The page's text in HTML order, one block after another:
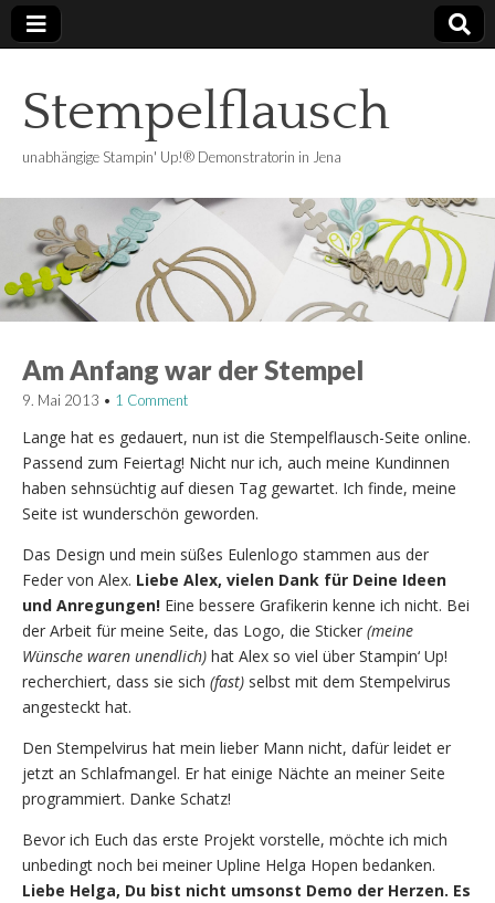
Stempelflausch
unabhängige Stampin' Up!® Demonstratorin in Jena
Am Anfang war der Stempel
9. Mai 2013 • 1 Comment
Lange hat es gedauert, nun ist die Stempelflausch-Seite online.
Passend zum Feiertag! Nicht nur ich, auch meine Kundinnen
haben sehnsüchtig auf diesen Tag gewartet. Ich finde, meine
Seite ist wunderschön geworden.
Das Design und mein süßes Eulenlogo stammen aus der
Feder von Alex. Liebe Alex, vielen Dank für Deine Ideen
und Anregungen! Eine bessere Grafikerin kenne ich nicht. Bei
der Arbeit für meine Seite, das Logo, die Sticker (meine
Wünsche waren unendlich) hat Alex so viel über Stampin‘ Up!
recherchiert, dass sie sich (fast) selbst mit dem Stempelvirus
angesteckt hat.
Den Stempelvirus hat mein lieber Mann nicht, dafür leidet er
jetzt an Schlafmangel. Er hat einige Nächte an meiner Seite
programmiert. Danke Schatz!
Bevor ich Euch das erste Projekt vorstelle, möchte ich mich
unbedingt noch bei meiner Upline Helga Hopen bedanken.
Liebe Helga, Du bist nicht umsonst Demo der Herzen. Es